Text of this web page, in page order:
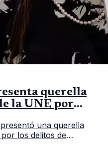
querella
la UNE por
una querella
los delitos de